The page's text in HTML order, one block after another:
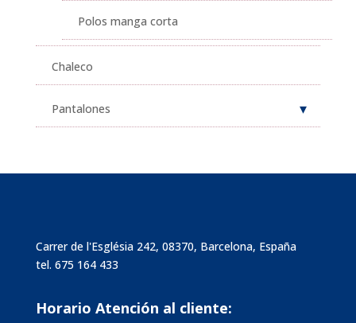
Polos manga corta
Chaleco
Pantalones
Carrer de l'Església 242, 08370, Barcelona, España
tel. 675 164 433
Horario Atención al cliente: